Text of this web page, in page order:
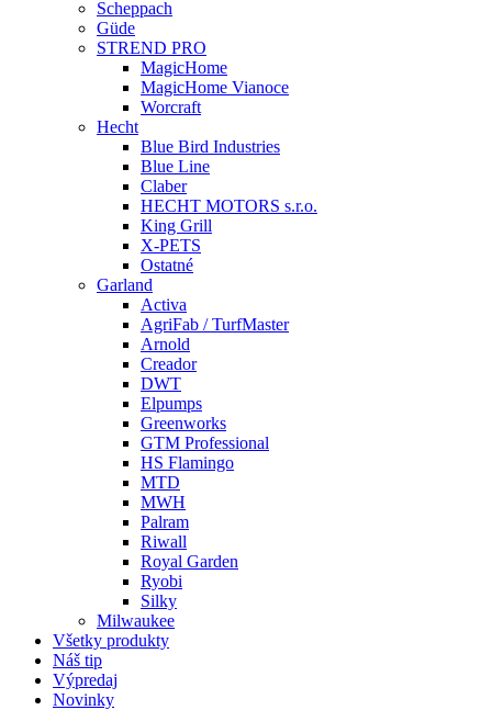
Scheppach
Güde
STREND PRO
MagicHome
MagicHome Vianoce
Worcraft
Hecht
Blue Bird Industries
Blue Line
Claber
HECHT MOTORS s.r.o.
King Grill
X-PETS
Ostatné
Garland
Activa
AgriFab / TurfMaster
Arnold
Creador
DWT
Elpumps
Greenworks
GTM Professional
HS Flamingo
MTD
MWH
Palram
Riwall
Royal Garden
Ryobi
Silky
Milwaukee
Všetky produkty
Náš tip
Výpredaj
Novinky